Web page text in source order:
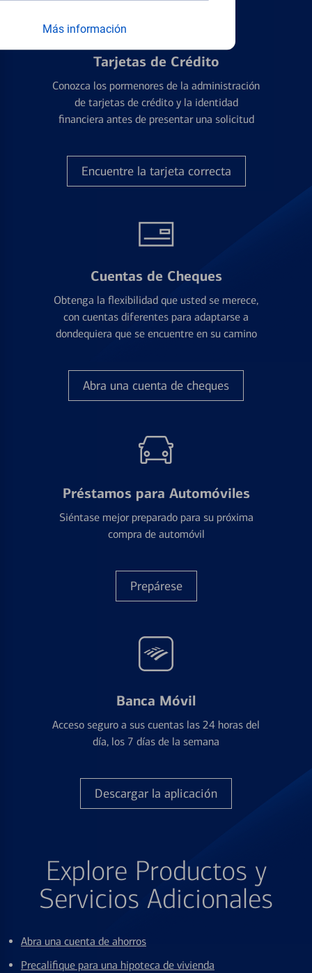
Más información
Tarjetas de Crédito
Conozca los pormenores de la administración
de tarjetas de crédito y la identidad
financiera antes de presentar una solicitud
Encuentre la tarjeta correcta
Cuentas de Cheques
Obtenga la flexibilidad que usted se merece,
con cuentas diferentes para adaptarse a
dondequiera que se encuentre en su camino
Abra una cuenta de cheques
Préstamos para Automóviles
Siéntase mejor preparado para su próxima
compra de automóvil
Prepárese
Banca Móvil
Acceso seguro a sus cuentas las 24 horas del
día, los 7 días de la semana
Descargar la aplicación
Explore Productos y
Servicios Adicionales
Abra una cuenta de ahorros
Precalifique para una hipoteca de vivienda